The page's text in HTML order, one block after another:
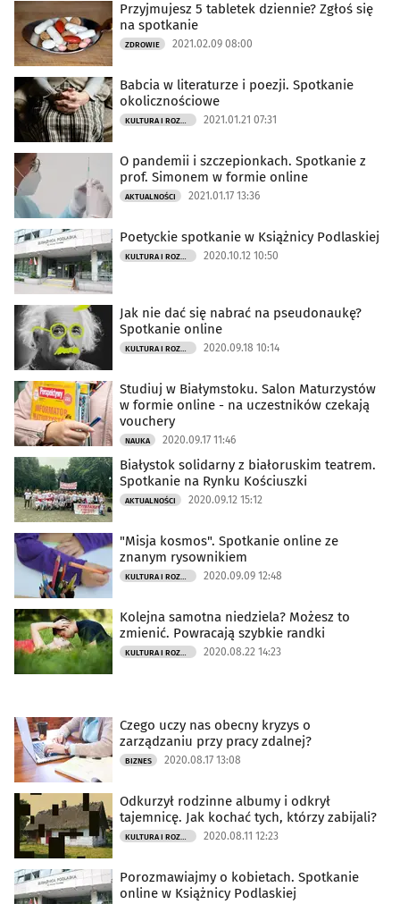
Przyjmujesz 5 tabletek dziennie? Zgłoś się
na spotkanie
ZDROWIE 2021.02.09 08:00
Babcia w literaturze i poezji. Spotkanie
okolicznościowe
KULTURA I ROZRYWKA 2021.01.21 07:31
O pandemii i szczepionkach. Spotkanie z
prof. Simonem w formie online
AKTUALNOŚCI 2021.01.17 13:36
Poetyckie spotkanie w Książnicy Podlaskiej
KULTURA I ROZRYWKA 2020.10.12 10:50
Jak nie dać się nabrać na pseudonaukę?
Spotkanie online
KULTURA I ROZRYWKA 2020.09.18 10:14
Studiuj w Białymstoku. Salon Maturzystów
w formie online - na uczestników czekają
vouchery
NAUKA 2020.09.17 11:46
Białystok solidarny z białoruskim teatrem.
Spotkanie na Rynku Kościuszki
AKTUALNOŚCI 2020.09.12 15:12
"Misja kosmos". Spotkanie online ze
znanym rysownikiem
KULTURA I ROZRYWKA 2020.09.09 12:48
Kolejna samotna niedziela? Możesz to
zmienić. Powracają szybkie randki
KULTURA I ROZRYWKA 2020.08.22 14:23
Czego uczy nas obecny kryzys o
zarządzaniu przy pracy zdalnej?
BIZNES 2020.08.17 13:08
Odkurzył rodzinne albumy i odkrył
tajemnicę. Jak kochać tych, którzy zabijali?
KULTURA I ROZRYWKA 2020.08.11 12:23
Porozmawiajmy o kobietach. Spotkanie
online w Książnicy Podlaskiej